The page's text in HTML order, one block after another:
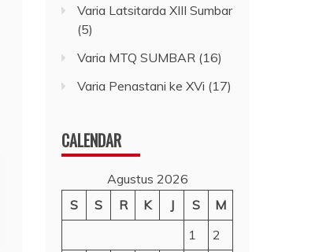
Varia Latsitarda XIII Sumbar
(5)
Varia MTQ SUMBAR (16)
Varia Penastani ke XVi (17)
CALENDAR
Agustus 2026
S
S R K J S
M
1
2